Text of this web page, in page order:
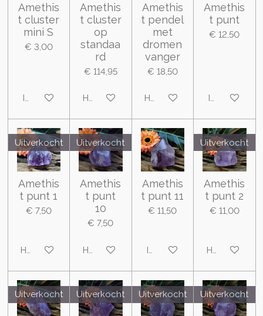
Amethis
t cluster
mini S
€ 3,00
In winkelwagen
Amethis
t cluster
op
standaa
rd
€ 114,95
Houd mij op de hoogte
Amethis
t pendel
met
dromen
vanger
€ 18,50
Houd mij op de hoogte
Amethis
t punt
€ 12,50
In
Uitverkocht
Amethis
t punt 1
€ 7,50
Houd mij op de hoogte
Uitverkocht
Amethis
t punt
10
€ 7,50
Houd mij op de hoogte
Amethis
t punt 11
€ 11,50
In winkelwagen
Uitverkocht
Amethis
t punt 2
€ 11,00
Houd mij op
Uitverkocht Uitverkocht Uitverkocht Uitverkocht